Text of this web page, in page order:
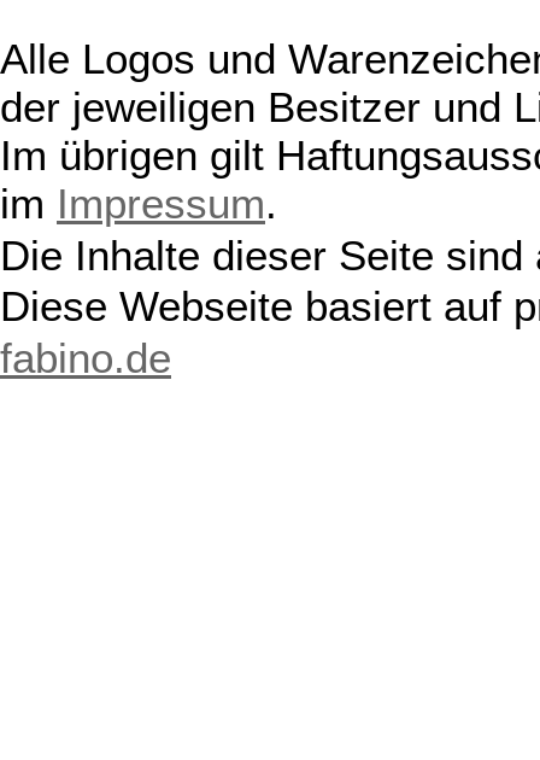
Alle Logos und
der jeweiligen Besitzer und
Im übrigen gilt
im Impressum.
Die Inhalte dieser Seite
Diese Webseite basiert auf
fabino.de